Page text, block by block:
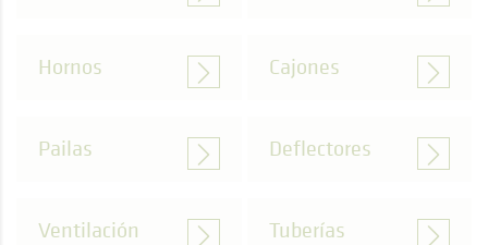
Hornos Cajones
Pailas Deflectores
Ventilación Tuberías